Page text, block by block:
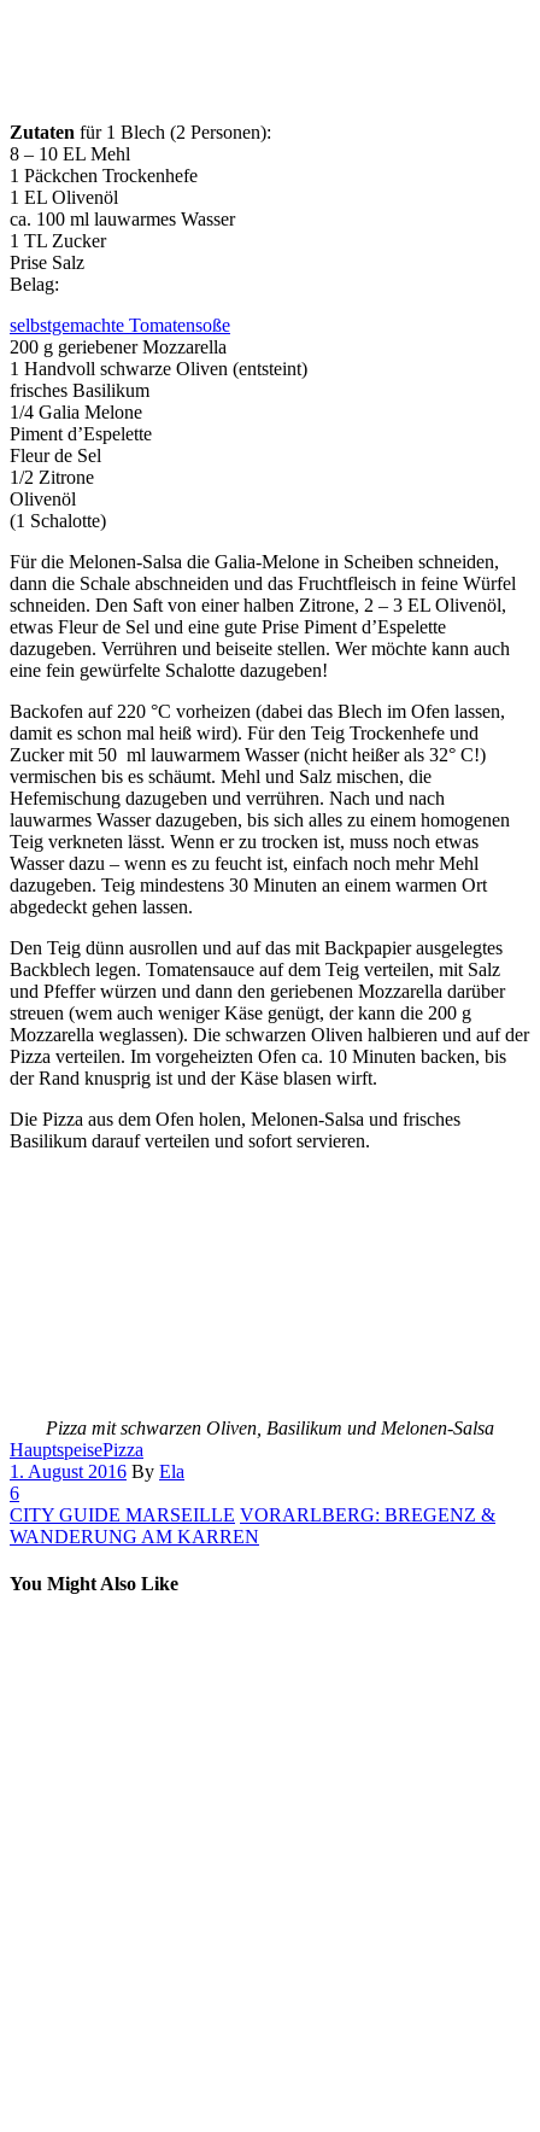
Zutaten für 1 Blech (2 Personen):
8 – 10 EL Mehl
1 Päckchen Trockenhefe
1 EL Olivenöl
ca. 100 ml lauwarmes Wasser
1 TL Zucker
Prise Salz
Belag:
selbstgemachte Tomatensoße
200 g geriebener Mozzarella
1 Handvoll schwarze Oliven (entsteint)
frisches Basilikum
1/4 Galia Melone
Piment d’Espelette
Fleur de Sel
1/2 Zitrone
Olivenöl
(1 Schalotte)
Für die Melonen-Salsa die Galia-Melone in Scheiben schneiden,
dann die Schale abschneiden und das Fruchtfleisch in feine Würfel
schneiden. Den Saft von einer halben Zitrone, 2 – 3 EL Olivenöl,
etwas Fleur de Sel und eine gute Prise Piment d’Espelette
dazugeben. Verrühren und beiseite stellen. Wer möchte kann auch
eine fein gewürfelte Schalotte dazugeben!
Backofen auf 220 °C vorheizen (dabei das Blech im Ofen lassen,
damit es schon mal heiß wird). Für den Teig Trockenhefe und
Zucker mit 50 ml lauwarmem Wasser (nicht heißer als 32° C!)
vermischen bis es schäumt. Mehl und Salz mischen, die
Hefemischung dazugeben und verrühren. Nach und nach
lauwarmes Wasser dazugeben, bis sich alles zu einem homogenen
Teig verkneten lässt. Wenn er zu trocken ist, muss noch etwas
Wasser dazu – wenn es zu feucht ist, einfach noch mehr Mehl
dazugeben. Teig mindestens 30 Minuten an einem warmen Ort
abgedeckt gehen lassen.
Den Teig dünn ausrollen und auf das mit Backpapier ausgelegtes
Backblech legen. Tomatensauce auf dem Teig verteilen, mit Salz
und Pfeffer würzen und dann den geriebenen Mozzarella darüber
streuen (wem auch weniger Käse genügt, der kann die 200 g
Mozzarella weglassen). Die schwarzen Oliven halbieren und auf der
Pizza verteilen. Im vorgeheizten Ofen ca. 10 Minuten backen, bis
der Rand knusprig ist und der Käse blasen wirft.
Die Pizza aus dem Ofen holen, Melonen-Salsa und frisches
Basilikum darauf verteilen und sofort servieren.
Pizza mit schwarzen Oliven, Basilikum und Melonen-Salsa
HauptspeisePizza
1. August 2016 By Ela
6
CITY GUIDE MARSEILLE VORARLBERG: BREGENZ &
WANDERUNG AM KARREN
You Might Also Like